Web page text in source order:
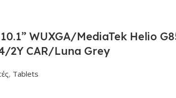
WUXGA/MediaTek Helio
2Y CAR/Luna Grey
, Tablets